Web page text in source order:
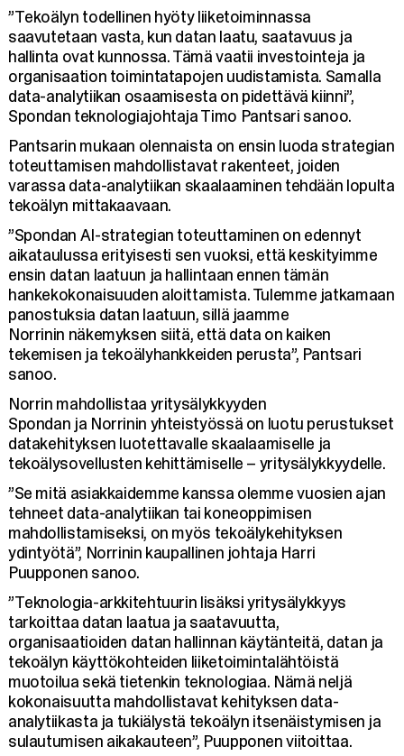
”Tekoälyn todellinen hyöty liiketoiminnassa
saavutetaan vasta, kun datan laatu, saatavuus ja
hallinta ovat kunnossa. Tämä vaatii investointeja ja
organisaation toimintatapojen uudistamista. Samalla
data-analytiikan osaamisesta on pidettävä kiinni”,
Spondan teknologiajohtaja Timo Pantsari sanoo.
Pantsarin mukaan olennaista on ensin luoda strategian
toteuttamisen mahdollistavat rakenteet, joiden
varassa data-analytiikan skaalaaminen tehdään lopulta
tekoälyn mittakaavaan.
”Spondan AI-strategian toteuttaminen on edennyt
aikataulussa erityisesti sen vuoksi, että keskityimme
ensin datan laatuun ja hallintaan ennen tämän
hankekokonaisuuden aloittamista. Tulemme jatkamaan
panostuksia datan laatuun, sillä jaamme
Norrinin näkemyksen siitä, että data on kaiken
tekemisen ja tekoälyhankkeiden perusta”, Pantsari
sanoo.
Norrin mahdollistaa yritysälykkyyden
Spondan ja Norrinin yhteistyössä on luotu perustukset
datakehityksen luotettavalle skaalaamiselle ja
tekoälysovellusten kehittämiselle – yritysälykkyydelle.
”Se mitä asiakkaidemme kanssa olemme vuosien ajan
tehneet data-analytiikan tai koneoppimisen
mahdollistamiseksi, on myös tekoälykehityksen
ydintyötä”, Norrinin kaupallinen johtaja Harri
Puupponen sanoo.
”Teknologia-arkkitehtuurin lisäksi yritysälykkyys
tarkoittaa datan laatua ja saatavuutta,
organisaatioiden datan hallinnan käytänteitä, datan ja
tekoälyn käyttökohteiden liiketoimintalähtöistä
muotoilua sekä tietenkin teknologiaa. Nämä neljä
kokonaisuutta mahdollistavat kehityksen data-
analytiikasta ja tukiälystä tekoälyn itsenäistymisen ja
sulautumisen aikakauteen”, Puupponen viitoittaa.